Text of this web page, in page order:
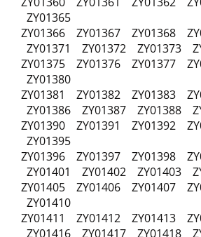
ZY01365
ZY01366 ZY01367 ZY01368
ZY01371 ZY01372 ZY01373
ZY01375 ZY01376 ZY01377
ZY01380
ZY01381 ZY01382 ZY01383
ZY01386 ZY01387 ZY01388
ZY01390 ZY01391 ZY01392
ZY01395
ZY01396 ZY01397 ZY01398
ZY01401 ZY01402 ZY01403
ZY01405 ZY01406 ZY01407
ZY01410
ZY01411 ZY01412 ZY01413
ZY01416 ZY01417 ZY01418